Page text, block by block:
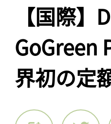
【国際
GoGreen
界初の定